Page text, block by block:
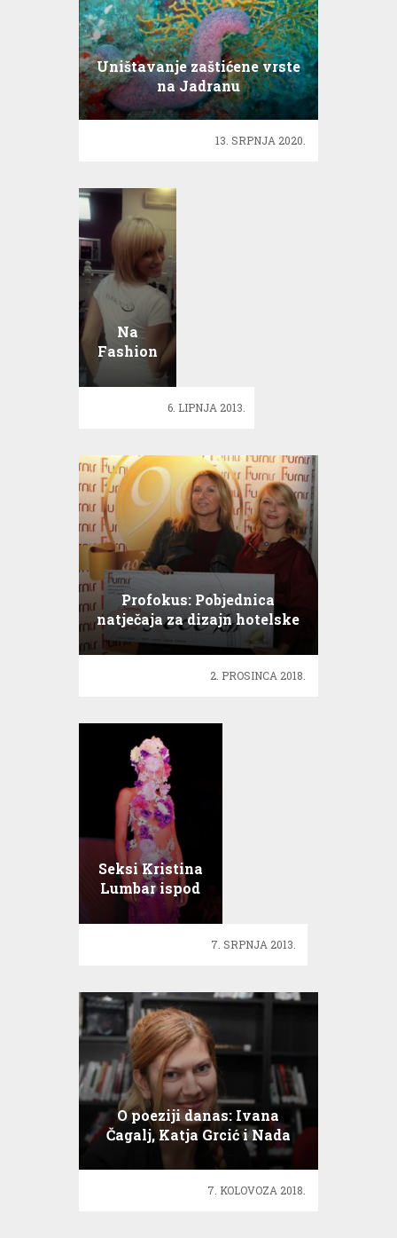
Uništavanje zaštićene vrste
na Jadranu
13. SRPNJA 2020.
Na
Fashion
Croatia
ćete
svjetske
frizure!
6. LIPNJA 2013.
Profokus: Pobjednica
natječaja za dizajn hotelske
sobe Ivana Žugec
2. PROSINCA 2018.
Seksi Kristina
Lumbar ispod
kreacije nije
nosila donje
7. SRPNJA 2013.
O poeziji danas: Ivana
Čagalj, Katja Grcić i Nada
7. KOLOVOZA 2018.